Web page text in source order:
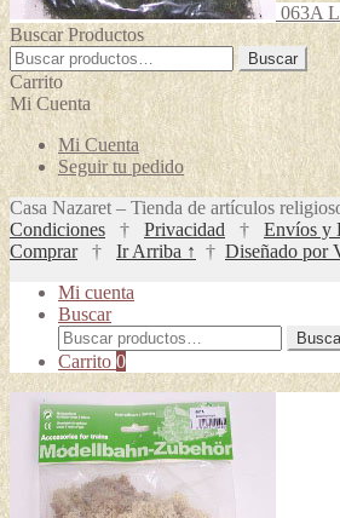
063A
Buscar Productos
Buscar
por:
Buscar
Carrito
Mi Cuenta
Mi Cuenta
Seguir tu pedido
Casa Nazaret – Tienda de artículos
Condiciones † Privacidad † Envíos y
Comprar† Ir Arriba ↑ † Diseñado por
Mi cuenta
Buscar
Buscar
por:
Carrito 0